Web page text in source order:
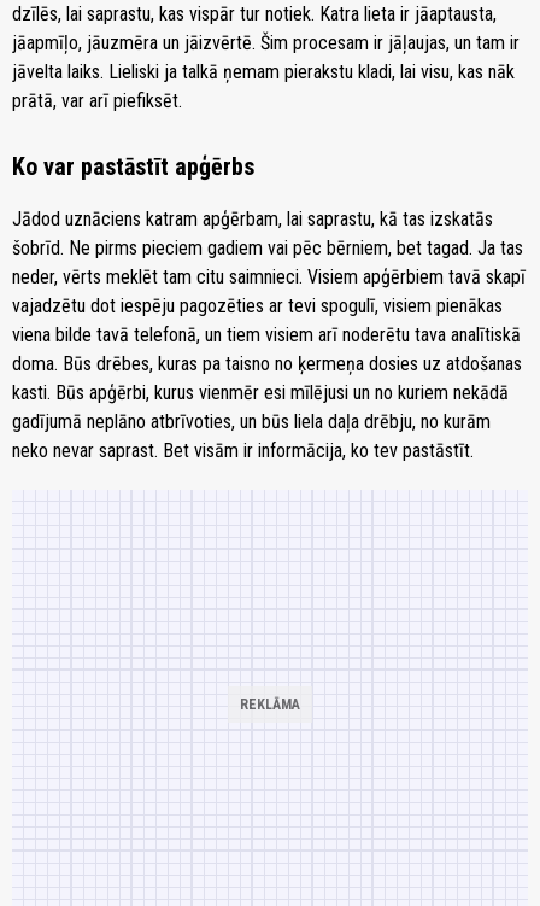
dzīlēs, lai saprastu, kas vispār tur notiek. Katra lieta ir jāaptausta,
jāapmīļo, jāuzmēra un jāizvērtē. Šim procesam ir jāļaujas, un tam ir
jāvelta laiks. Lieliski ja talkā ņemam pierakstu kladi, lai visu, kas nāk
prātā, var arī piefiksēt.
Ko var pastāstīt apģērbs
Jādod uznāciens katram apģērbam, lai saprastu, kā tas izskatās
šobrīd. Ne pirms pieciem gadiem vai pēc bērniem, bet tagad. Ja tas
neder, vērts meklēt tam citu saimnieci. Visiem apģērbiem tavā skapī
vajadzētu dot iespēju pagozēties ar tevi spogulī, visiem pienākas
viena bilde tavā telefonā, un tiem visiem arī noderētu tava analītiskā
doma. Būs drēbes, kuras pa taisno no ķermeņa dosies uz atdošanas
kasti. Būs apģērbi, kurus vienmēr esi mīlējusi un no kuriem nekādā
gadījumā neplāno atbrīvoties, un būs liela daļa drēbju, no kurām
neko nevar saprast. Bet visām ir informācija, ko tev pastāstīt.